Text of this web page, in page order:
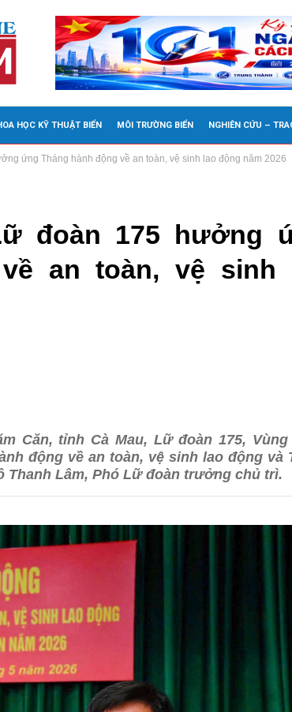
HỌC KỸ THUẬT BIỂN MÔI TRƯỜNG BIỂN NGHIÊN CỨU –
ứng Tháng hành động về an toàn, vệ sinh lao động năm 2026
đoàn 175 hưởng
an toàn, vệ sinh
Căn, tỉnh Cà Mau, Lữ đoàn 175,
động về an toàn, vệ sinh lao động và
Thanh Lâm, Phó Lữ đoàn trưởng chủ trì.